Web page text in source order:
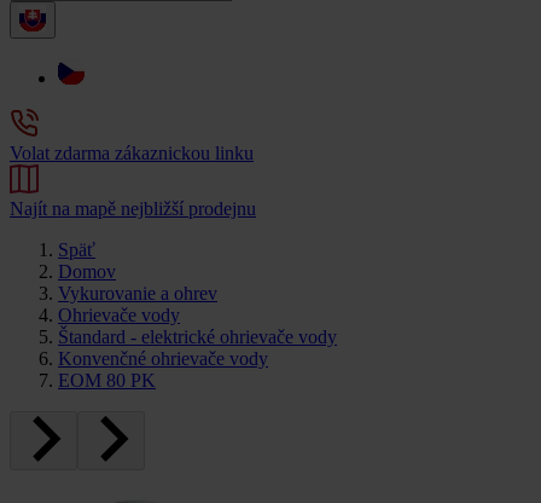
Volat zdarma zákaznickou linku
Najít na mapě nejbližší prodejnu
Späť
Domov
Vykurovanie a ohrev
Ohrievače vody
Štandard - elektrické ohrievače vody
Konvenčné ohrievače vody
EOM 80 PK